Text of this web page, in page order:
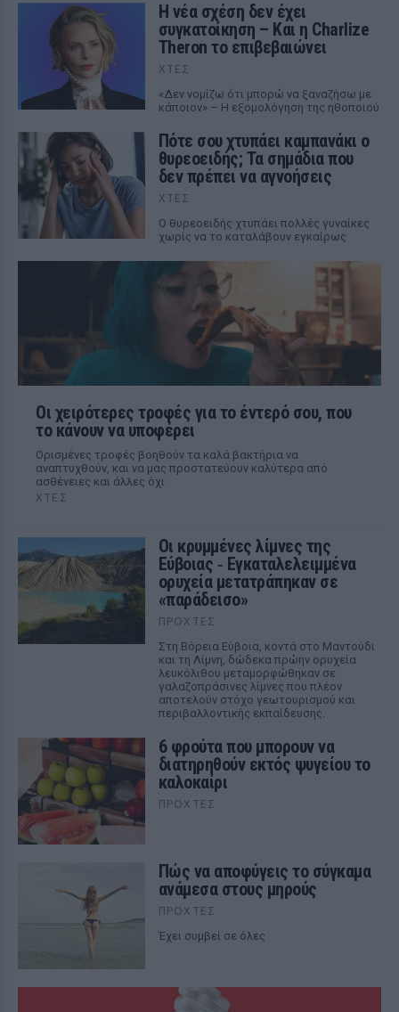
Η νέα σχέση δεν έχει
συγκατοίκηση – Και η Charlize
Theron το επιβεβαιώνει
ΧΤΕΣ
«Δεν νομίζω ότι μπορώ να ξαναζήσω με
κάποιον» – Η εξομολόγηση της ηθοποιού
Πότε σου χτυπάει καμπανάκι ο
θυρεοειδής; Τα σημάδια που
δεν πρέπει να αγνοήσεις
ΧΤΕΣ
Ο θυρεοειδής χτυπάει πολλές γυναίκες
χωρίς να το καταλάβουν εγκαίρως
Οι χειρότερες τροφές για το έντερό σου, που
το κάνουν να υποφέρει
Ορισμένες τροφές βοηθούν τα καλά βακτήρια να
αναπτυχθούν, και να μας προστατεύουν καλύτερα από
ασθένειες και άλλες όχι
ΧΤΕΣ
Οι κρυμμένες λίμνες της
Εύβοιας ‑ Εγκαταλελειμμένα
ορυχεία μετατράπηκαν σε
«παράδεισο»
ΠΡΟΧΤΈΣ
Στη Βόρεια Εύβοια, κοντά στο Μαντούδι
και τη Λίμνη, δώδεκα πρώην ορυχεία
λευκόλιθου μεταμορφώθηκαν σε
γαλαζοπράσινες λίμνες που πλέον
αποτελούν στόχο γεωτουρισμού και
περιβαλλοντικής εκπαίδευσης.
6 φρούτα που μπορουν να
διατηρηθούν εκτός ψυγείου το
καλοκαίρι
ΠΡΟΧΤΈΣ
Πώς να αποφύγεις το σύγκαμα
ανάμεσα στους μηρούς
ΠΡΟΧΤΈΣ
Έχει συμβεί σε όλες